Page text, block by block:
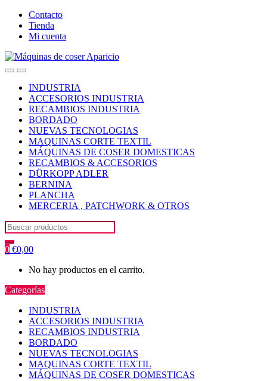
Skip
navigation
Skip
content
Contacto
Tienda
Mi cuenta
OpenClose
INDUSTRIA
ACCESORIOS INDUSTRIA
RECAMBIOS INDUSTRIA
BORDADO
NUEVAS TECNOLOGIAS
MAQUINAS CORTE TEXTIL
MÁQUINAS DE COSER DOMESTICAS
RECAMBIOS & ACCESORIOS
DÜRKOPP ADLER
BERNINA
PLANCHA
MERCERIA , PATCHWORK & OTROS
Search
for:
0 €0,00
No hay productos en el carrito.
Categorías
INDUSTRIA
ACCESORIOS INDUSTRIA
RECAMBIOS INDUSTRIA
BORDADO
NUEVAS TECNOLOGIAS
MAQUINAS CORTE TEXTIL
MÁQUINAS DE COSER DOMESTICAS